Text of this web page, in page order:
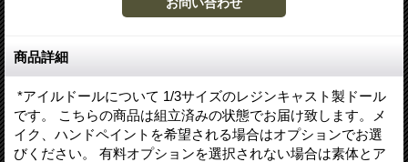
商品詳細
*アイルドールについて 1/3サイズのレジンキャスト製ドール
です。 こちらの商品は組立済みの状態でお届け致します。メ
イク、ハンドペイントを希望される場合はオプションでお選
びください。 有料オプションを選択されない場合は素体とア